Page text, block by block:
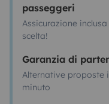
passeggeri
Assicurazione
scelta!
Garanzia di
Alternative proposte
minuto